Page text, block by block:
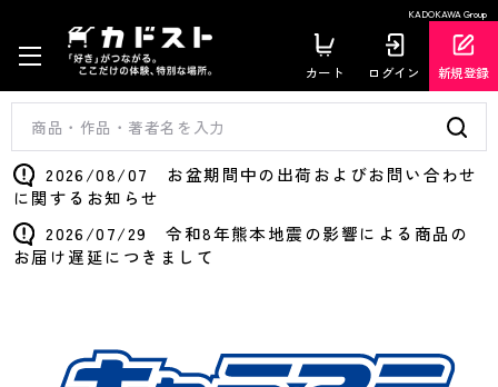
KADOKAWA Group
カート ログイン 新規登録
2026/08/07 お盆期間中の出荷およびお問い合わせ
に関するお知らせ
2026/07/29 令和8年熊本地震の影響による商品の
お届け遅延につきまして